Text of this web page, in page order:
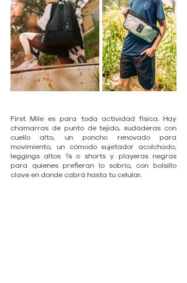
First Mile es para toda actividad física. Hay
chamarras de punto de tejido, sudaderas con
cuello alto, un poncho renovado para
movimiento, un cómodo sujetador acolchado,
leggings altos ⅞ o shorts y playeras negras
para quienes prefieran lo sobrio, con bolsillo
clave en donde cabrá hasta tu celular.